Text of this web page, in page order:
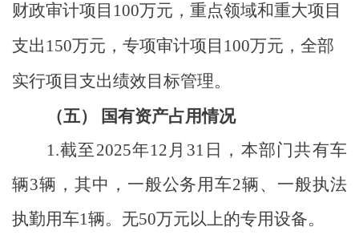
财政审计项目 100万元，重点领域和重大项目
支出 150万元，专项审计项目 100万元，全部
实行项目支出绩效目标管理。
（五）
国有资产占用情况
1.截至2025年12 月 31 日，本部门共有车
辆3辆，其中，一般公务用车2辆、一般执法
执勤用车1辆。 无50万元以上的专用设备。